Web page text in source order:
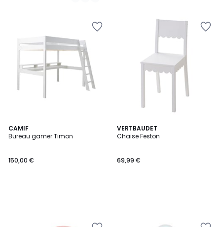
CAMIF
Bureau gamer Timon
150,00 €
VERTBAUDET
Chaise Feston
69,99 €